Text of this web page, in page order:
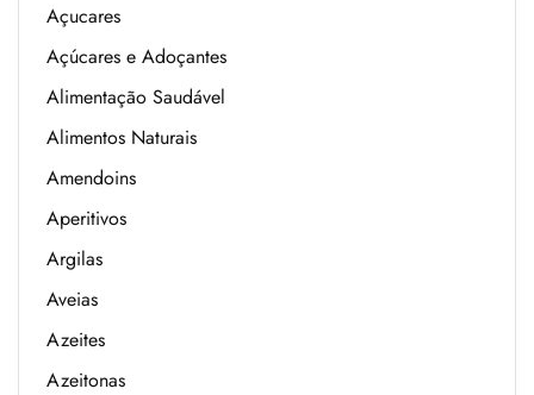
Açucares
Açúcares e Adoçantes
Alimentação Saudável
Alimentos Naturais
Amendoins
Aperitivos
Argilas
Aveias
Azeites
Azeitonas